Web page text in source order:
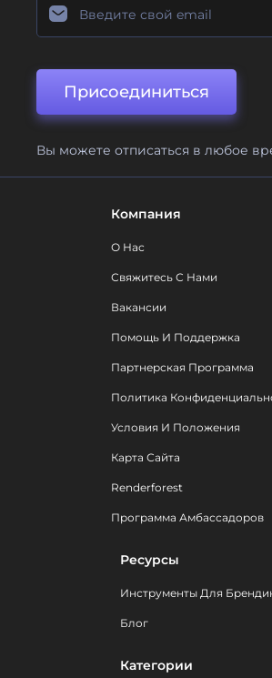
Присоединиться
Вы можете отписаться в любое
Компания
О Нас
Свяжитесь С Нами
Вакансии
Помощь И Поддержка
Партнерская Программа
Политика
Условия И Положения
Карта Сайта
Renderforest
Программа Амбассадоров
Ресурсы
Инструменты Для
Блог
Категории